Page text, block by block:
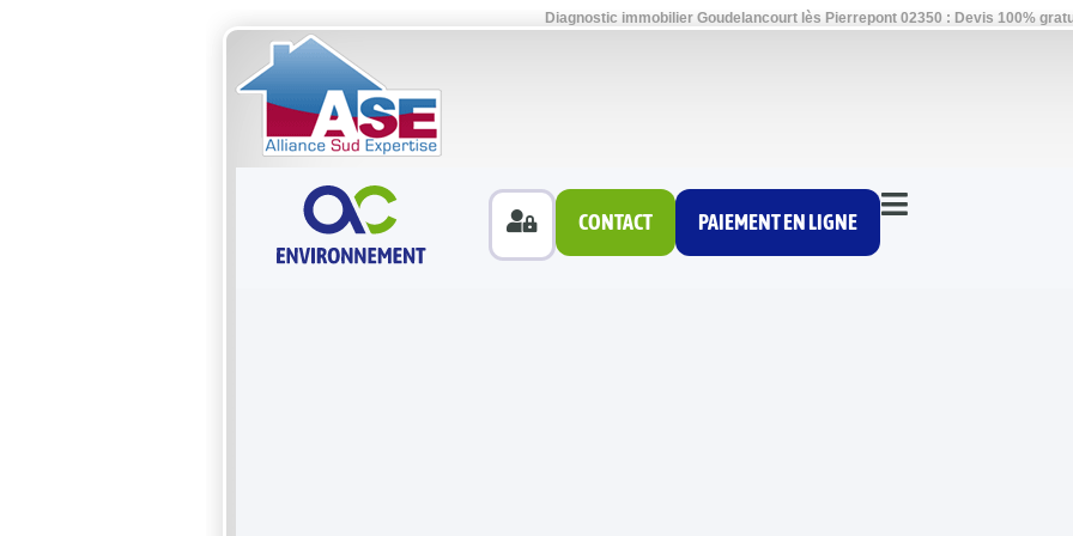
Diagnostic immobilier Goudelancourt lès Pierrepont 02350 : Devis 100%